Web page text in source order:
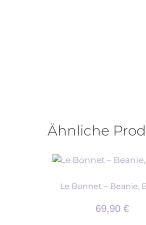
Ähnliche
Le Bonnet – Beanie,
69,90 €